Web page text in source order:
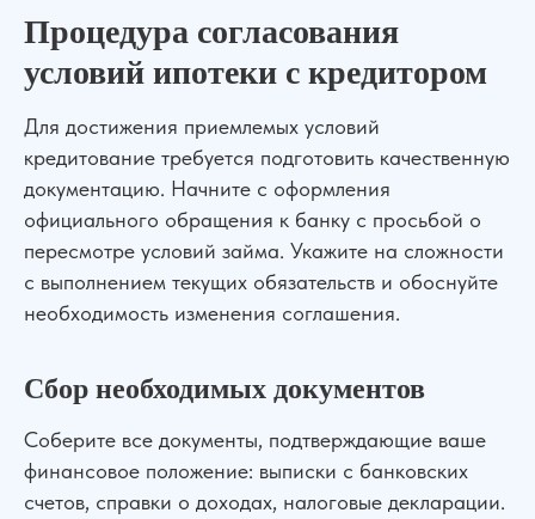
Процедура согласования
условий ипотеки с кредитором
Для достижения приемлемых условий
кредитование требуется подготовить качественную
документацию. Начните с оформления
официального обращения к банку с просьбой о
пересмотре условий займа. Укажите на сложности
с выполнением текущих обязательств и обоснуйте
необходимость изменения соглашения.
Сбор необходимых документов
Соберите все документы, подтверждающие ваше
финансовое положение: выписки с банковских
счетов, справки о доходах, налоговые декларации.